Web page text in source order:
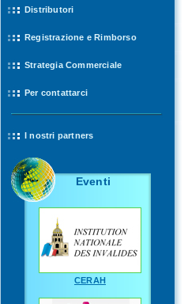
Distributori
Registrazione e Rimborso
Strategia Commerciale
Per contattarci
I nostri partners
Eventi
CERAH